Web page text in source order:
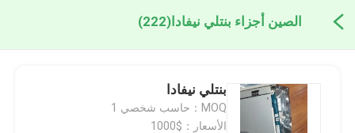
الصين أجزاء بنتلي نيفادا(222)
بنتلي نيفادا
MOQ：حاسب شخصي 1
الأسعار：$1000